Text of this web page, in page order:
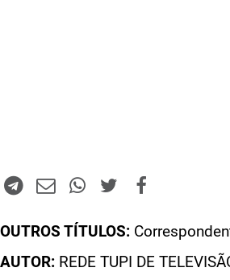
OUTROS TÍTULOS:
AUTOR: REDE TUPI DE